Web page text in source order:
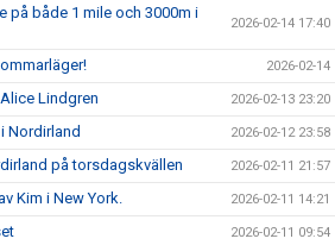
på både 1 mile och 3000m i
2026-02-14 17:40
2026-02-14
Lindgren 2026-02-13 23:20
Nordirland 2026-02-12 23:58
på torsdagskvällen 2026-02-11 21:57
Kim i New York. 2026-02-11 14:21
2026-02-11 09:54